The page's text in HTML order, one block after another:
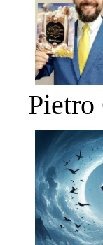
Pietro